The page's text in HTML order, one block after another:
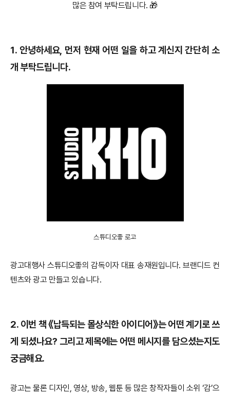
많은 참여 부탁드립니다. 🎁
1. 안녕하세요, 먼저 현재 어떤 일을 하고 계신지 간단히 소
개 부탁드립니다.
스튜디오좋 로고
광고대행사 스튜디오좋의 감독이자 대표 송재원입니다. 브랜디드 컨
텐츠와 광고 만들고 있습니다.
2. 이번 책 《납득되는 몰상식한 아이디어》는 어떤 계기로 쓰
게 되셨나요? 그리고 제목에는 어떤 메시지를 담으셨는지도
궁금해요.
광고는 물론 디자인, 영상, 방송, 웹툰 등 많은 창작자들이 소위 ‘감’으